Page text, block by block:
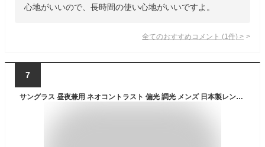
心地がいいので、長時間の使い心地がいいですよ。
全てのおすすめコメント (1 件) >
7
サングラス 昼夜兼用 ネオコントラスト 偏光 調光 メンズ 日本製レンズ レディース ITOX イトックス 薄い色 紫外線カット 夜間 全天候型 ブルー 青